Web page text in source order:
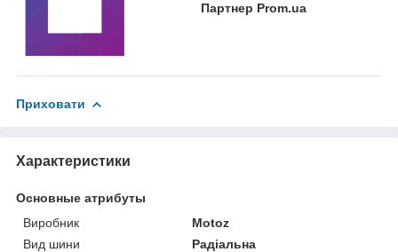
Партнер Prom.ua
Приховати
Характеристики
Основные атрибуты
Виробник
Motoz
Вид шини
Радіальна